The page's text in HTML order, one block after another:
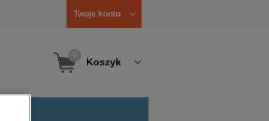
Twoje konto
Koszyk